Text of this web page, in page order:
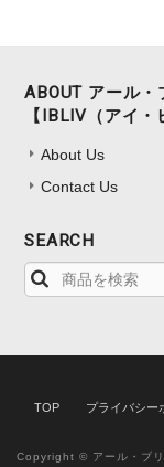
ABOUT アール・
【IBLIV（アイ・
About Us
Contact Us
SEARCH
TOP プライバシー
Copyright © アール・ブリ